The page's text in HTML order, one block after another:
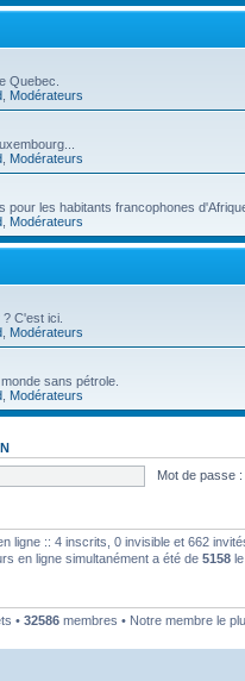
Quebec.
Modérateurs
Modérateurs
pour les habitants francophones
Modérateurs
C'est ici.
Modérateurs
sans pétrole.
Modérateurs
Mot de passe :
ligne :: 4 inscrits, 0 invisible et 662
en ligne simultanément a été de 5158
• 32586 membres • Notre membre le